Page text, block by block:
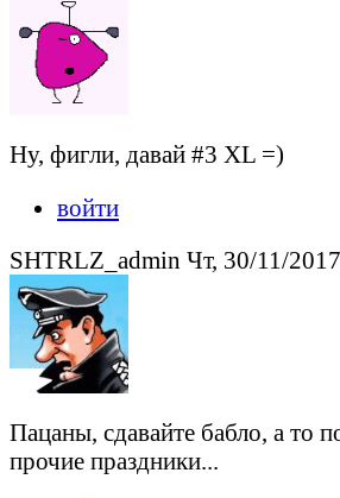
Ну, фигли, давай #3 XL =)
войти
SHTRLZ_admin Чт, 30/11/
Пацаны, сдавайте бабло, а то
прочие праздники...